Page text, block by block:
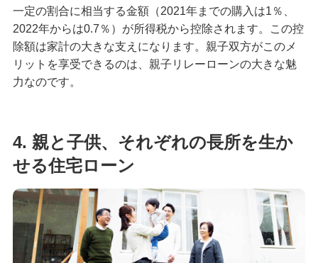
一定の割合に相当する金額（2021年までの購入は1％、
2022年からは0.7％）が所得税から控除されます。この控
除額は家計の大きな支えになります。親子双方がこのメ
リットを享受できるのは、親子リレーローンの大きな魅
力なのです。
4. 親と子供、それぞれの長所を生か
せる住宅ローン